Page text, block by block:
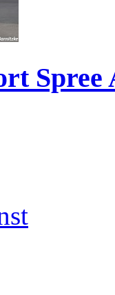
Spree